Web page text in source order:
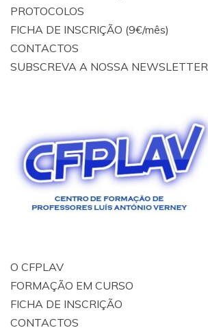
PROTOCOLOS
FICHA DE INSCRIÇÃO (9€/mês)
CONTACTOS
SUBSCREVA A NOSSA NEWSLETTER
O CFPLAV
FORMAÇÃO EM CURSO
FICHA DE INSCRIÇÃO
CONTACTOS